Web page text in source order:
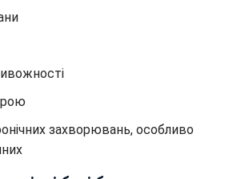
захворювань, особливо